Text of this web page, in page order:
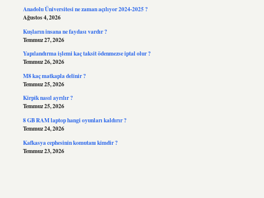
Anadolu Üniversitesi ne zaman açılıyor 2024-2025 ?
Ağustos 4, 2026
Kuşların insana ne faydası vardır ?
Temmuz 27, 2026
Yapılandırma işlemi kaç taksit ödenmezse iptal olur ?
Temmuz 26, 2026
M8 kaç matkapla delinir ?
Temmuz 25, 2026
Kirpik nasıl ayrılır ?
Temmuz 25, 2026
8 GB RAM laptop hangi oyunları kaldırır ?
Temmuz 24, 2026
Kafkasya cephesinin komutanı kimdir ?
Temmuz 23, 2026